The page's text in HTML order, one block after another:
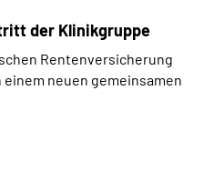
der Klinikgruppe
Rentenversicherung
neuen gemeinsamen